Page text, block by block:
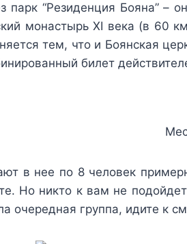
“Резиденция Бояна” –
монастырь XI века (в 60
тем, что и Боянская
билет
в нее по 8 человек
Но никто к вам не
очередная группа, идите к